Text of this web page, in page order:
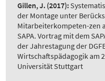
Gillen, J. (2017):
der Montage unter
Mitarbeiterkompeten-zen
SAPA. Vortrag mit dem
der Jahrestagung der
Wirtschaftspädagogik am
Universität Stuttgart